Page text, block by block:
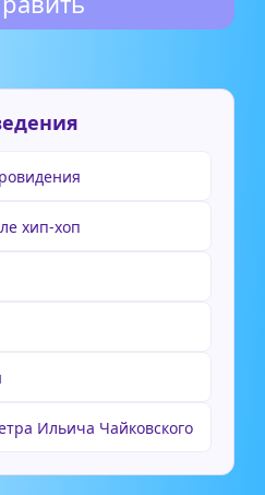
хип-хоп
Ильича Чайковского